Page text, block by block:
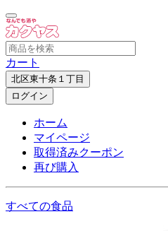
カート
北区東十条１丁目
ログイン
ホーム
マイページ
取得済みクーポン
再び購入
すべての食品